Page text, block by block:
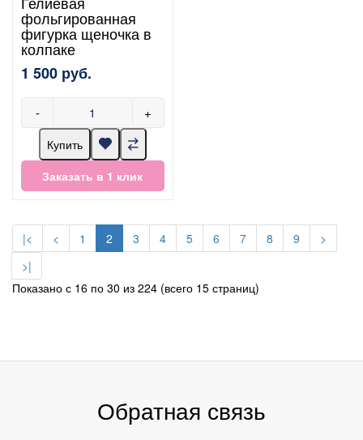
фольгированная
фигурка щеночка в
колпаке
1 500 руб.
- +
Купить
Заказать в 1 клик
|< < 1 2 3 4 5 6 7 8 9
>
>|
Показано с 16 по 30 из 224 (всего 15 страниц)
Обратная связь